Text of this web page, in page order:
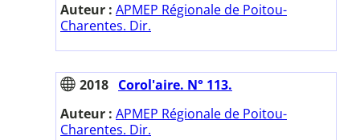
Auteur : APMEP Régionale de Poitou-
Charentes. Dir.
2018 Corol'aire. N° 113.
Auteur : APMEP Régionale de Poitou-
Charentes. Dir.